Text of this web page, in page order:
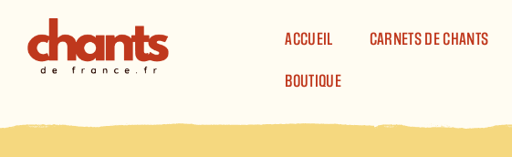
ACCUEIL
CARNETS DE CHANTS
BOUTIQUE